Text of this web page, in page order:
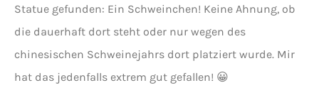
Statue gefunden: Ein Schweinchen! Keine Ahnung, ob
die dauerhaft dort steht oder nur wegen des
chinesischen Schweinejahrs dort platziert wurde. Mir
hat das jedenfalls extrem gut gefallen! 😀